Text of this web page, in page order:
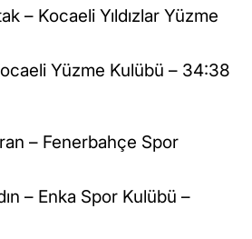
– Kocaeli Yıldızlar Yüzme
Yüzme Kulübü – 34:38
– Fenerbahçe Spor
– Enka Spor Kulübü –